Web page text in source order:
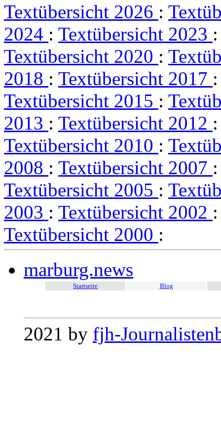
Textübersicht 2026 :
2024 : Textübersicht 2023
Textübersicht 2020 :
2018 : Textübersicht 2017
Textübersicht 2015 :
2013 : Textübersicht 2012
Textübersicht 2010 :
2008 : Textübersicht 2007
Textübersicht 2005 :
2003 : Textübersicht 2002
Textübersicht 2000 :
marburg.news
Startseite Blog
2021 by fjh-